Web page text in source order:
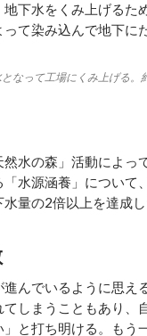
地下水をくみ上げるた
て染み込んで地下に
なって工場にくみ上げる。
水の森」活動によっ
水源涵養」について
量の2倍以上を達成し
んでいるように思え
てしまうこともあり、
と打ち明ける。もう